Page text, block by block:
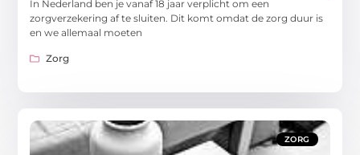
In Nederland ben je vanaf 18 jaar verplicht om een
zorgverzekering af te sluiten. Dit komt omdat de zorg duur is
en we allemaal moeten
Zorg
ZORG